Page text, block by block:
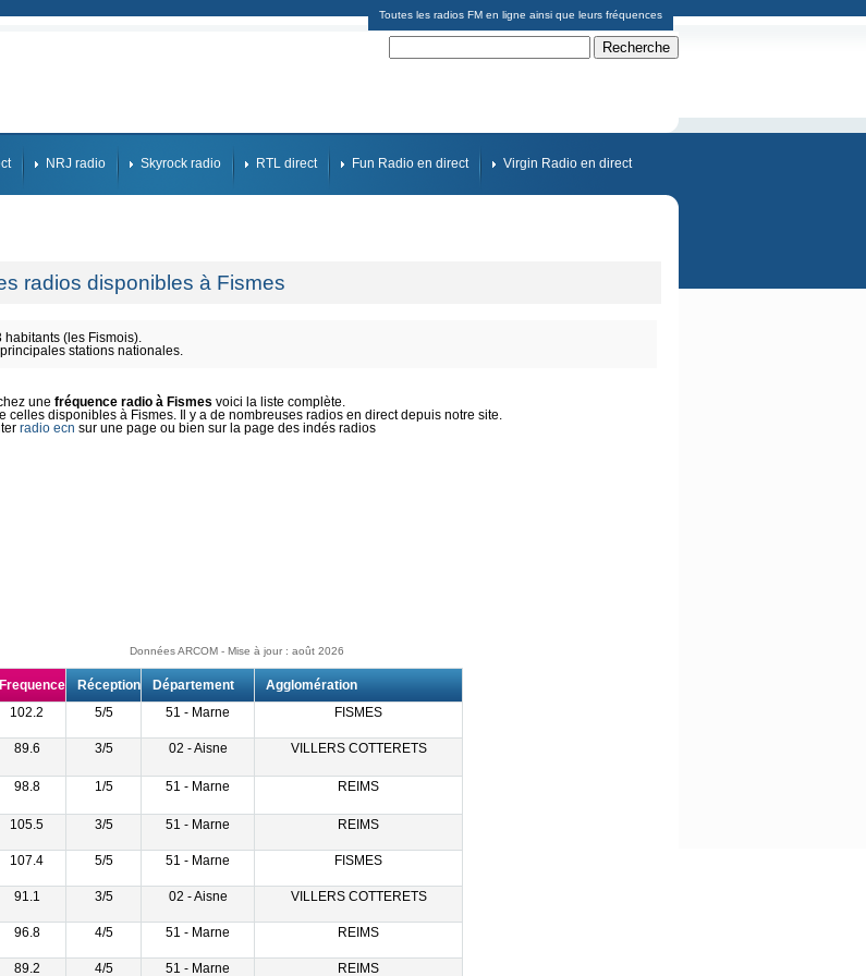
Toutes les radios FM en ligne ainsi que leurs fréquences
NRJ radio Skyrock radio RTL direct Fun Radio en direct Virgin Radio en direct
radios disponibles à Fismes
habitants (les Fismois).
stations nationales.
une fréquence radio à Fismes voici la liste complète.
celles disponibles à Fismes. Il y a de nombreuses radios en direct depuis notre site.
radio ecn sur une page ou bien sur la page des indés radios
Données ARCOM - Mise à jour : août 2026
Frequence Réception Département
Agglomération
102.2 5/5 51 - Marne FISMES
89.6 3/5 02 - Aisne VILLERS COTTERETS
98.8 1/5 51 - Marne REIMS
105.5 3/5 51 - Marne REIMS
107.4 5/5 51 - Marne FISMES
91.1 3/5 02 - Aisne VILLERS COTTERETS
96.8 4/5 51 - Marne REIMS
89.2 4/5 51 - Marne REIMS